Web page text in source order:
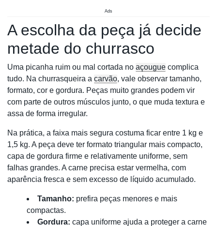
Ads
A escolha da peça já decide
metade do churrasco
Uma picanha ruim ou mal cortada no açougue complica
tudo. Na churrasqueira a carvão, vale observar tamanho,
formato, cor e gordura. Peças muito grandes podem vir
com parte de outros músculos junto, o que muda textura e
assa de forma irregular.
Na prática, a faixa mais segura costuma ficar entre 1 kg e
1,5 kg. A peça deve ter formato triangular mais compacto,
capa de gordura firme e relativamente uniforme, sem
falhas grandes. A carne precisa estar vermelha, com
aparência fresca e sem excesso de líquido acumulado.
Tamanho: prefira peças menores e mais
compactas.
Gordura: capa uniforme ajuda a proteger a carne